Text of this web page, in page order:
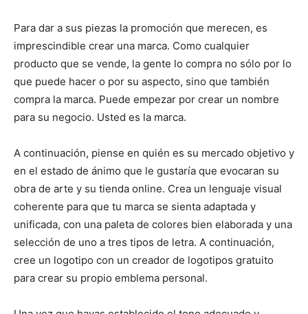
Para dar a sus piezas la promoción que merecen, es
imprescindible crear una marca. Como cualquier
producto que se vende, la gente lo compra no sólo por lo
que puede hacer o por su aspecto, sino que también
compra la marca. Puede empezar por crear un nombre
para su negocio. Usted es la marca.
A continuación, piense en quién es su mercado objetivo y
en el estado de ánimo que le gustaría que evocaran su
obra de arte y su tienda online. Crea un lenguaje visual
coherente para que tu marca se sienta adaptada y
unificada, con una paleta de colores bien elaborada y una
selección de uno a tres tipos de letra. A continuación,
cree un logotipo con un creador de logotipos gratuito
para crear su propio emblema personal.